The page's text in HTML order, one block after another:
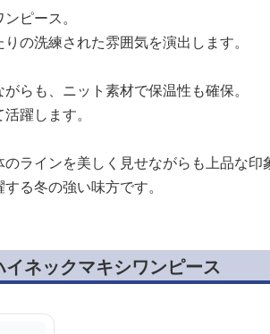
ピース。
の洗練された雰囲気を演出します。
らも、ニット素材で保温性も確保。
躍します。
ラインを美しく見せながらも上品な印
る冬の強い味方です。
ネックマキシワンピース